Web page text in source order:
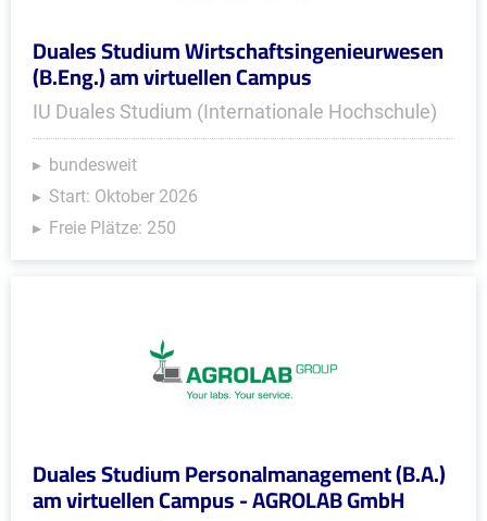
Duales Studium Wirtschaftsingenieurwesen
(B.Eng.) am virtuellen Campus
IU Duales Studium (Internationale Hochschule)
bundesweit
Start: Oktober 2026
Freie Plätze: 250
Duales Studium Personalmanagement (B.A.)
am virtuellen Campus - AGROLAB GmbH